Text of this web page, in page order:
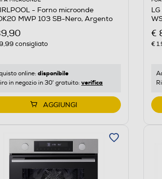
- Forno microonde
MWP 103 SB-Nero, Argento
consigliato
online: disponibile
in negozio in 30' gratuito: verifica
AGGIUNGI
€
€